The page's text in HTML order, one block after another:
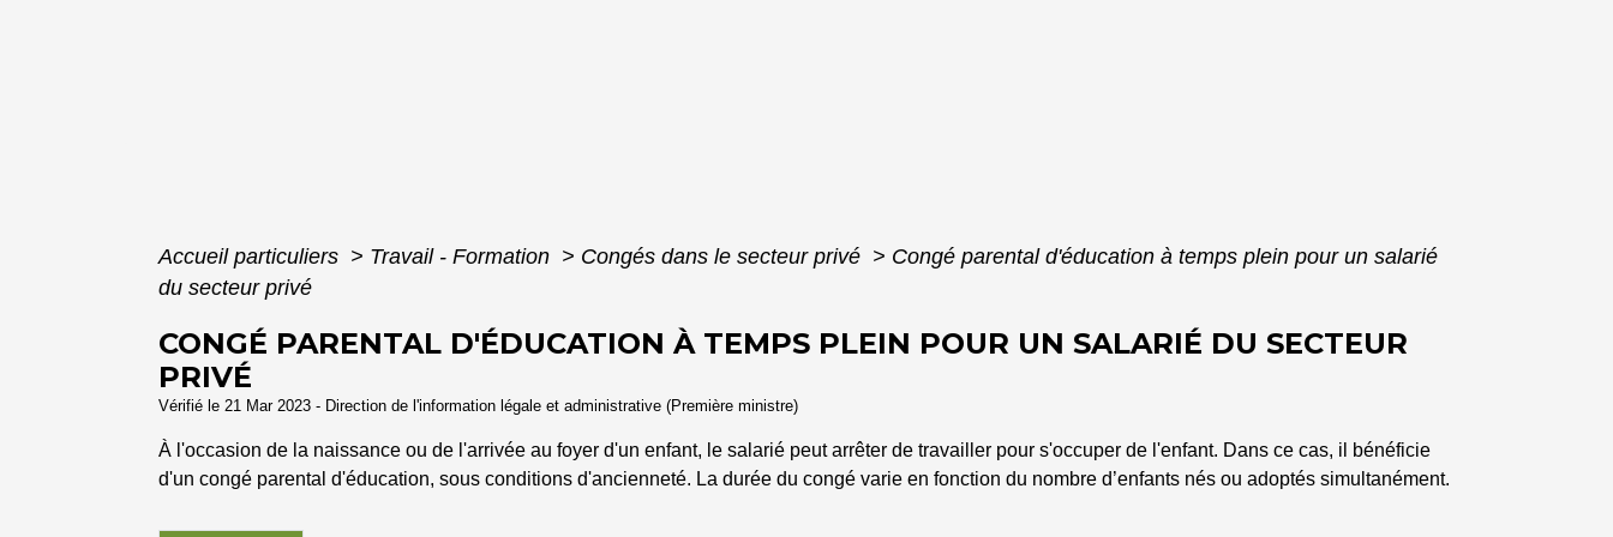
Accueil particuliers > Travail - Formation > Congés dans le secteur privé > Congé parental d'éducation à temps plein pour un salarié
du secteur privé
CONGÉ PARENTAL D'ÉDUCATION À TEMPS PLEIN POUR UN SALARIÉ DU SECTEUR
PRIVÉ
Vérifié le 21 Mar 2023 - Direction de l'information légale et administrative (Première ministre)
À l'occasion de la naissance ou de l'arrivée au foyer d'un enfant, le salarié peut arrêter de travailler pour s'occuper de l'enfant. Dans ce cas, il bénéficie
d'un congé parental d'éducation, sous conditions d'ancienneté. La durée du congé varie en fonction du nombre d’enfants nés ou adoptés simultanément.